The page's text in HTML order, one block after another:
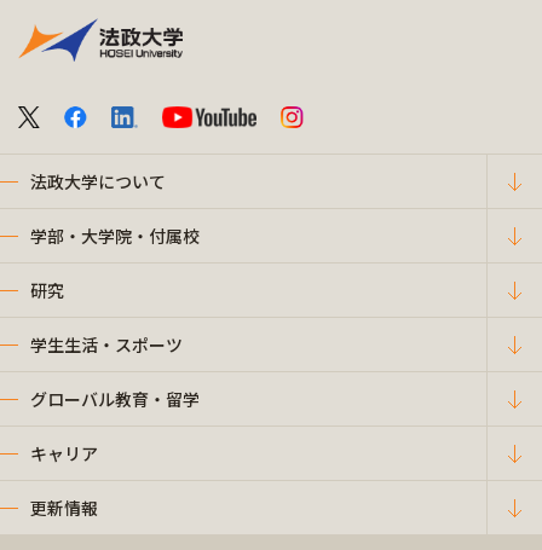
法政大学について
学部・大学院・付属校
研究
学生生活・スポーツ
グローバル教育・留学
キャリア
更新情報